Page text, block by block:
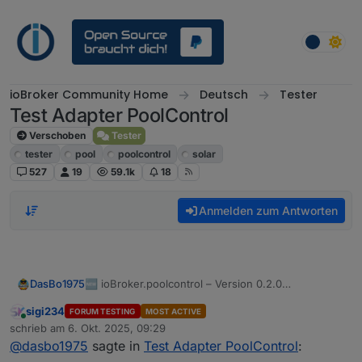
ioBroker Community Home Deutsch Tester
Test Adapter PoolControl
Verschoben
Tester
tester
pool poolcontrol
solar
527
19 59.1k 18
Anmelden zum Antworten
DasBo1975🆕 ioBroker.poolcontrol – Version 0.2.0
Ich habe soeben die neue Version 0.2.0 des
PoolControl-Adapters veröffentlicht.
Sie steht ab sofort auf GitHub und npm zur
Mit dieser Version gibt es einen komplett neuen
Online
sigi234 FORUM TESTING MOST ACTIVE
schrieb am 6. Okt. 2025, 09:29
zuletzt editiert von
@dasbo1975 sagte in Test Adapter PoolControl: